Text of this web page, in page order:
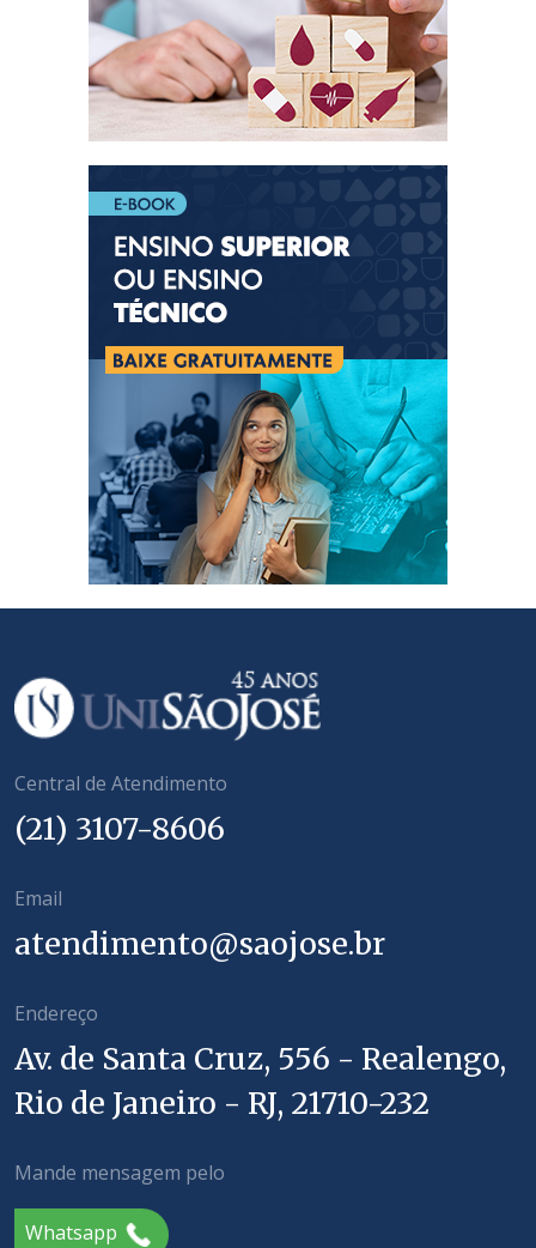
Central de Atendimento
(21) 3107-8606
Email
atendimento@saojose.br
Endereço
Av. de Santa Cruz, 556 - Realengo,
Rio de Janeiro - RJ, 21710-232
Mande mensagem pelo
Whatsapp